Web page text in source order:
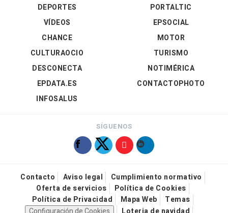
DEPORTES
VÍDEOS
PORTALTIC
EPSOCIAL
CHANCE
CULTURAOCIO
DESCONECTA
EPDATA.ES
INFOSALUS
MOTOR
TURISMO
NOTIMÉRICA
CONTACTOPHOTO
SÍGUENOS
Contacto Aviso legal
Cumplimiento normativo
Oferta de servicios
Política de Cookies
Política de Privacidad
Mapa Web
Temas